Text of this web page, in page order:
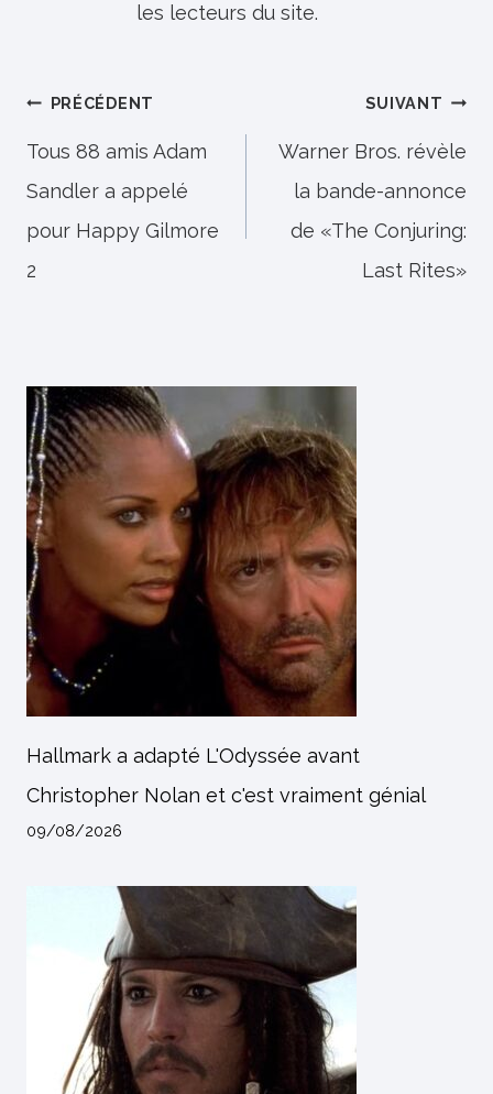
les lecteurs du site.
Navigation
de
l’article
PRÉCÉDENT
Tous 88 amis Adam
Sandler a appelé
pour Happy Gilmore
2
SUIVANT
Warner Bros. révèle
la bande-annonce
de «The Conjuring:
Last Rites»
Hallmark a adapté L'Odyssée avant
Christopher Nolan et c'est vraiment génial
09/08/2026